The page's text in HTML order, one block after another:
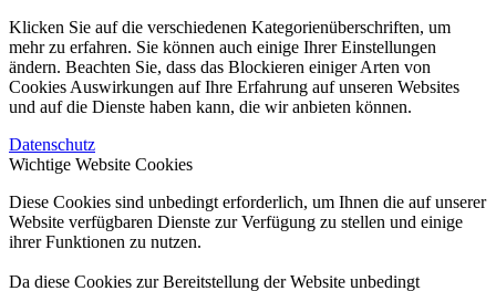
Klicken Sie auf die verschiedenen Kategorienüberschriften, um
mehr zu erfahren. Sie können auch einige Ihrer Einstellungen
ändern. Beachten Sie, dass das Blockieren einiger Arten von
Cookies Auswirkungen auf Ihre Erfahrung auf unseren Websites
und auf die Dienste haben kann, die wir anbieten können.
Datenschutz
Wichtige Website Cookies
Diese Cookies sind unbedingt erforderlich, um Ihnen die auf unserer
Website verfügbaren Dienste zur Verfügung zu stellen und einige
ihrer Funktionen zu nutzen.
Da diese Cookies zur Bereitstellung der Website unbedingt